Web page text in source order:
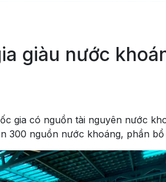
giàu nước
gia có nguồn tài nguyên nước
300 nguồn nước khoáng, phần bổ